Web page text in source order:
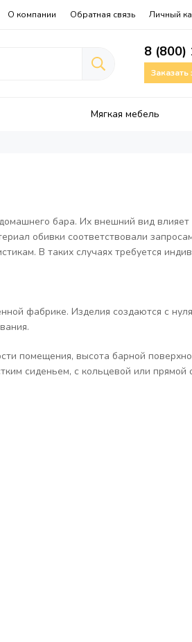
О компании Обратная связь Личный
8 (800)
Заказать
Мягкая мебель
бара. Их внешний вид
обивки соответствовали
В таких случаях требуется
фабрике. Изделия создаются с
помещения, высота барной
сиденьем, с кольцевой или прямой